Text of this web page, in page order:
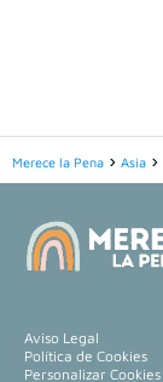
Merece la Pena Asia
Aviso Legal
Política de Cookies
Personalizar Cookies